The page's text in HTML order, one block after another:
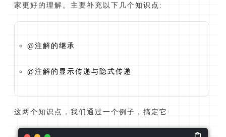
家更好的理解。主要补充以下几个知识点:
@注解的继承
@注解的显示传递与隐式传递
这两个知识点，我们通过一个例子，搞定它: